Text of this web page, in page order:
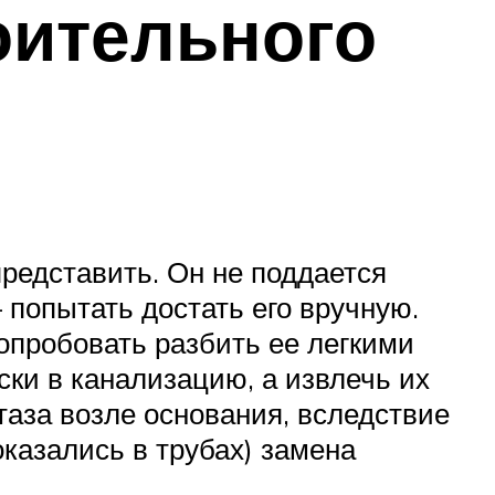
Он не поддается
достать его вручную.
разбить ее легкими
в канализацию, а извлечь их
возле основания, вследствие
в трубах) замена